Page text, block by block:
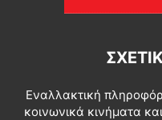
Εναλλακτική
κοινωνικά κινήματα